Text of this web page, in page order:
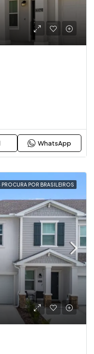
WhatsApp
PROCURA POR BRASILEIROS